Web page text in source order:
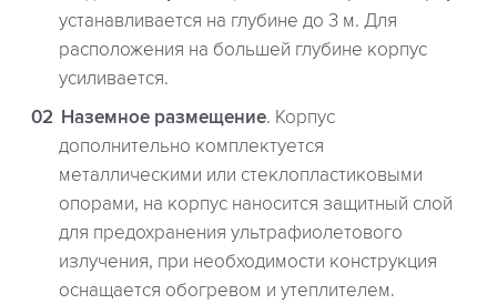
устанавливается на глубине до 3 м. Для
расположения на большей глубине корпус
усиливается.
Наземное размещение. Корпус
дополнительно комплектуется
металлическими или стеклопластиковыми
опорами, на корпус наносится защитный слой
для предохранения ультрафиолетового
излучения, при необходимости конструкция
оснащается обогревом и утеплителем.